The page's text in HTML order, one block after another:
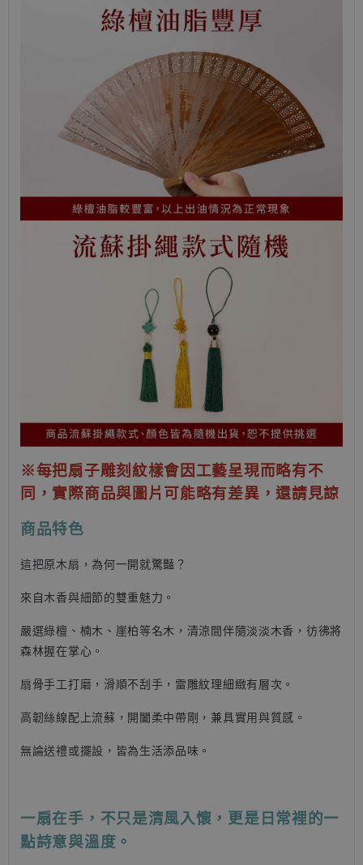
※每把扇子雕刻紋樣會因工藝呈現而略有不
同，實際商品與圖片可能略有差異，還請見諒
商品特色
這把原木扇，為何一開就驚豔？
來自木香與細節的雙重魅力。
嚴選綠檀、楠木、崖柏等名木，清涼間伴隨淡淡木香，彷彿將
森林握在掌心。
扇骨手工打磨，滑順不刮手，雷雕紋理細緻有層次。
高韌絲線配上流蘇，開闔柔中帶剛，兼具實用與質感。
無論送禮或擺設，皆為生活添品味。
一扇在手，不只是清風入懷，更是日常裡的一
點詩意與溫度。